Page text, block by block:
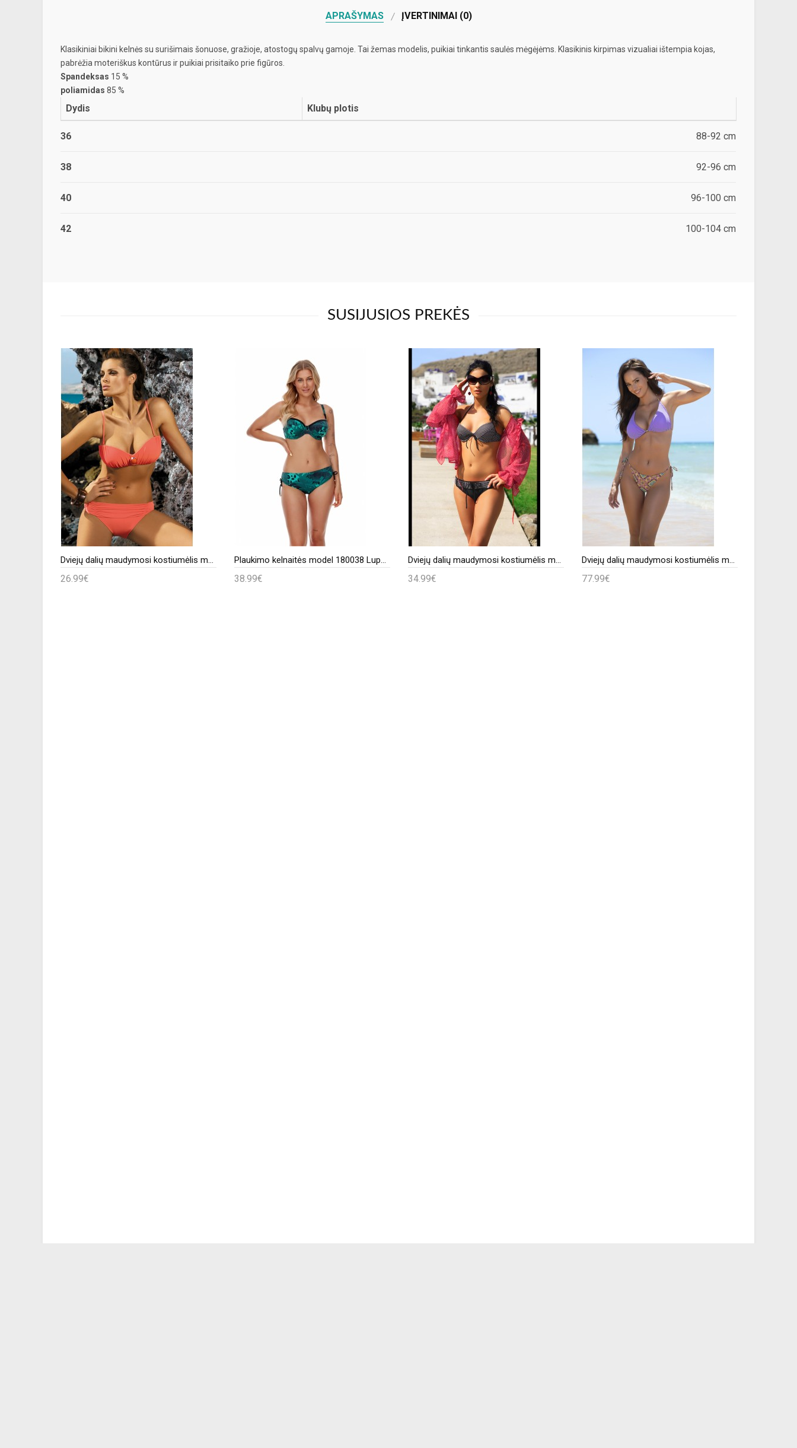
APRAŠYMAS ĮVERTINIMAI (0)
Klasikiniai bikini kelnės su surišimais šonuose, gražioje, atostogų spalvų gamoje. Tai žemas modelis, puikiai tinkantis saulės mėgėjėms. Klasikinis kirpimas vizualiai ištempia kojas,
pabrėžia moteriškus kontūrus ir puikiai prisitaiko prie figūros.
Spandeksas 15 %
poliamidas 85 %
Dydis Klubų plotis
36 88-92 cm
38 92-96 cm
40 96-100 cm
42 100-104 cm
SUSIJUSIOS PREKĖS
Dviejų dalių maudymosi kostiumėlis model 40761 Marko
26.99€
Plaukimo kelnaitės model 180038 Lupo Line
38.99€
Dviejų dalių maudymosi kostiumėlis model 146306 Ewlon
34.99€
Dviejų dalių maudymosi kostiumėlis model 194269 Madora
77.99€